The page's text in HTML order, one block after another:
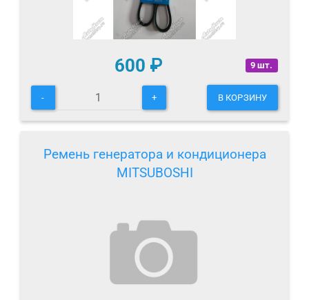
9 шт.
600 ₽
- + В КОРЗИНУ
Ремень генератора и кондиционера
MITSUBOSHI